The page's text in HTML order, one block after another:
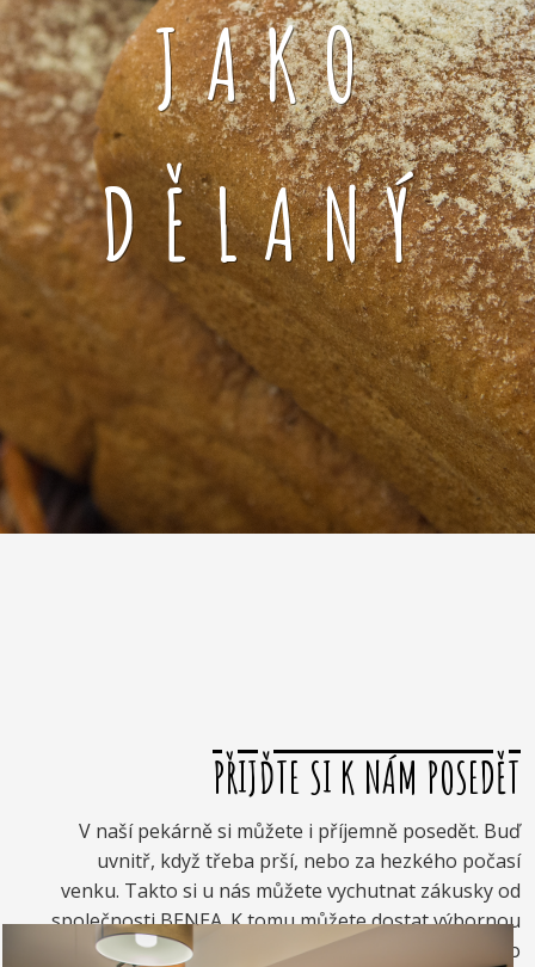
JAKO
DĚLANÝ
PŘIJĎTE SI K NÁM POSEDĚT
V naší pekárně si můžete i příjemně posedět. Buď
uvnitř, když třeba prší, nebo za hezkého počasí
venku. Takto si u nás můžete vychutnat zákusky od
společnosti BENEA. K tomu můžete dostat výbornou
kávou. Nebo si raději dáte zrmzlinový pohár nebo